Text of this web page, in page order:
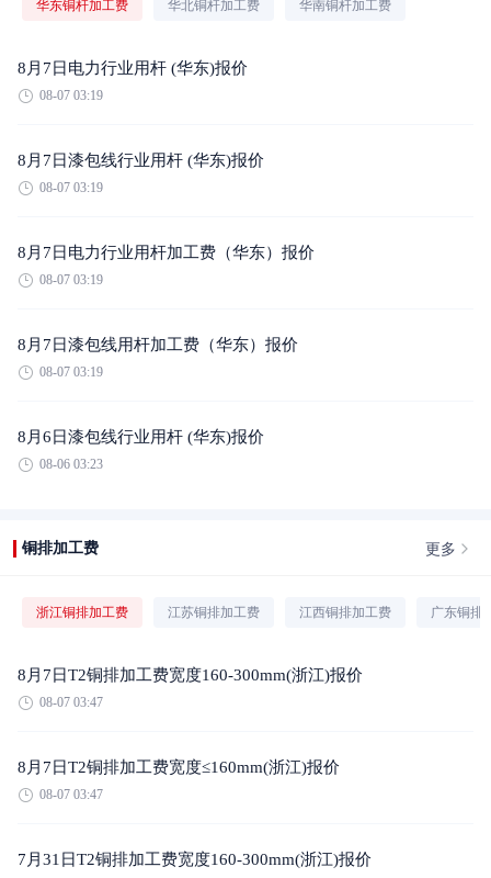
华东铜杆加工费 华北铜杆加工费 华南铜杆加工费
8月7日电力行业用杆 (华东)报价
08-07 03:19
8月7日漆包线行业用杆 (华东)报价
08-07 03:19
8月7日电力行业用杆加工费（华东）报价
08-07 03:19
8月7日漆包线用杆加工费（华东）报价
08-07 03:19
8月6日漆包线行业用杆 (华东)报价
08-06 03:23
铜排加工费 更多
浙江铜排加工费 江苏铜排加工费 江西铜排加工费 广东铜排
8月7日T2铜排加工费宽度160-300mm(浙江)报价
08-07 03:47
8月7日T2铜排加工费宽度≤160mm(浙江)报价
08-07 03:47
7月31日T2铜排加工费宽度160-300mm(浙江)报价